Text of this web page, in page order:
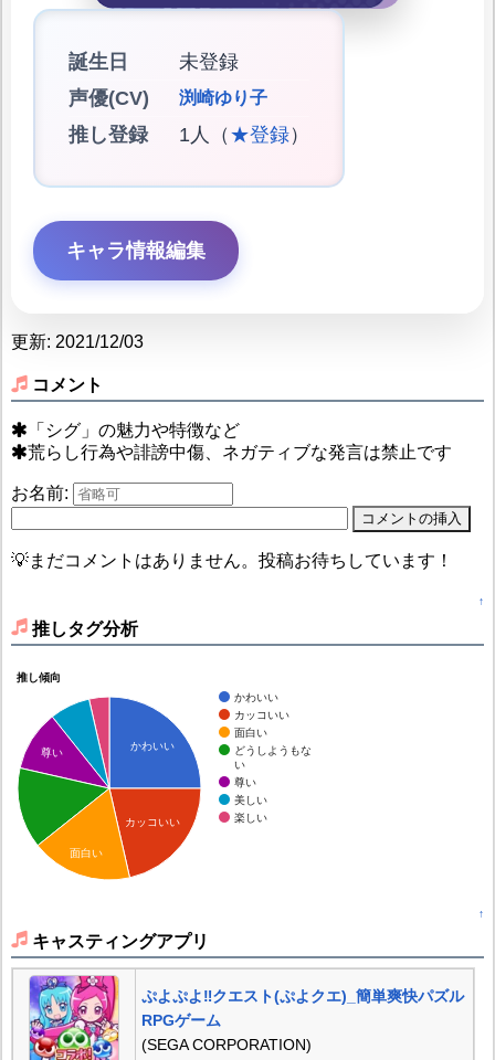
誕生日
未登録
声優(CV)
渕崎ゆり子
推し登録 1人（ ★登録）
キャラ情報編集
更新: 2021/12/03
コメント
「シグ」の魅力や特徴など
荒らし行為や誹謗中傷、ネガティブな発言は禁止です
お名前:
💡まだコメントはありません。投稿お待ちしています！
↑
推しタグ分析
推し傾向
かわいい
カッコいい
面白い
どうしようもな
い
尊い
美しい
楽しい
かわいい
カッコいい
尊い
面白い
↑
キャスティングアプリ
ぷよぷよ‼クエスト(ぷよクエ)_簡単爽快パズル
RPGゲーム
(SEGA CORPORATION)